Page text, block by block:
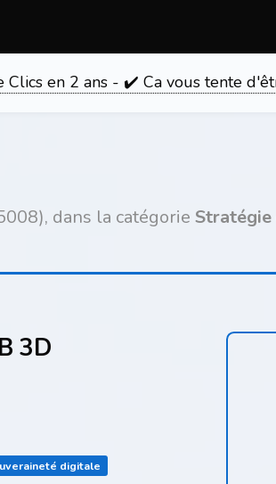
en 2 ans - ✔️ Ca vous tente
dans la catégorie
3D
digitale